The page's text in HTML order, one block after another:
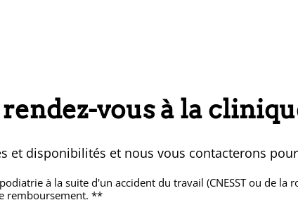
vous à la
et disponibilités et nous vous contacterons
à la suite d'un accident du travail (CNESST ou de
remboursement. **